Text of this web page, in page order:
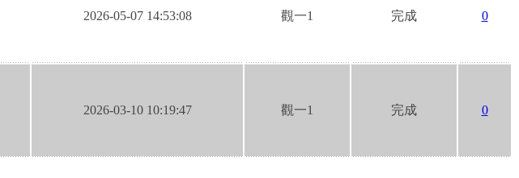
2026-05-07 14:53:08 觀一1 完成 0
2026-03-10 10:19:47 觀一1 完成 0